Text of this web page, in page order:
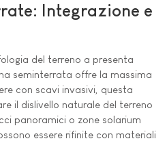
Integrazione e
del terreno a presenta
seminterrata offre la massima
con scavi invasivi, questa
il dislivello naturale del terreno
panoramici o zone solarium
essere rifinite con materiali